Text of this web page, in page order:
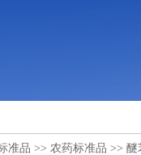
准品 >> 农药标准品 >> 醚